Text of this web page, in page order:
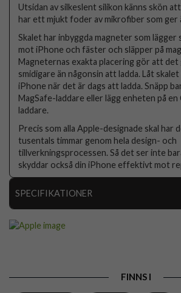
Utsidan av silkeslent silikon känns skön
har ett mjukt foder av mikrofiber som ger
Skalet har inbyggda magneter som
mot iPhone och fäster och släpper på
Magneternas exakta placering gör att det
smidigare än någonsin att ladda. Låt
iPhone när det är dags att ladda. Snäpp
MagSafe-laddare eller lägg enheten på
laddare.
Precis som alla Apple-designade skal har
tusentals timmar genom hela design- och
tillverkningsprocessen. Så det ser inte
skyddar också din iPhone effektivt mot
SPECIFIKATIONER
FINNS I